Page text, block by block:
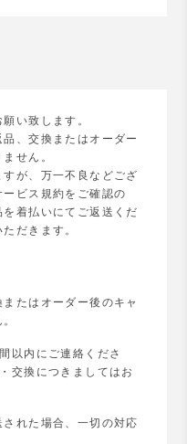
い致します。
、交換またはオーダー
せん。
が、万一不良などござ
ビス規約をご確認の
着払いにてご返送くだ
だきます。
たはオーダー後のキャ
以内にご連絡くださ
交換につきましてはお
れた場合、一切の対応